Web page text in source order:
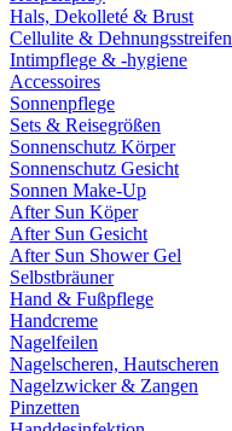
Hals, Dekolleté & Brust
Cellulite & Dehnungsstreifen
Intimpflege & -hygiene
Accessoires
Sonnenpflege
Sets & Reisegrößen
Sonnenschutz Körper
Sonnenschutz Gesicht
Sonnen Make-Up
After Sun Köper
After Sun Gesicht
After Sun Shower Gel
Selbstbräuner
Hand & Fußpflege
Handcreme
Nagelfeilen
Nagelscheren, Hautscheren
Nagelzwicker & Zangen
Pinzetten